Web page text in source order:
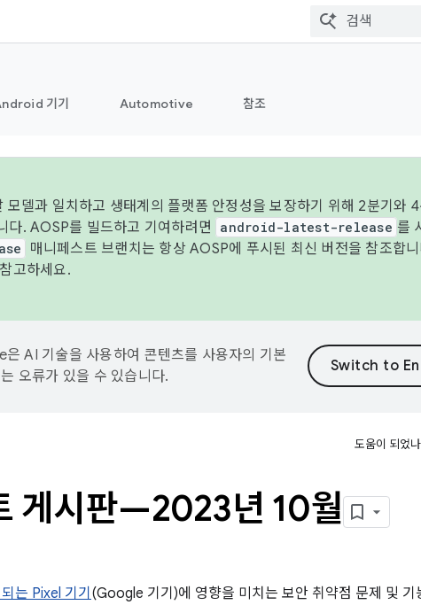
기기 Automotive 참조
델과 일치하고 생태계의 플랫폼 안정성을 보장하기 위해 2분기와 4
다. AOSP를 빌드하고 기여하려면
android-latest-release 를
매니페스트 브랜치는 항상 AOSP에 푸시된 최신 버전을 참조합니
고하세요.
AI 기술을 사용하여 콘텐츠를 사용자의 기본
오류가 있을 수 있습니다.
도움이 되었
게시판—2023년 10월
는 Pixel 기기 (Google 기기)에 영향을 미치는 보안 취약점 문제 및 기